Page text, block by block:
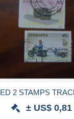
2 STAMPS
± US$ 0,81